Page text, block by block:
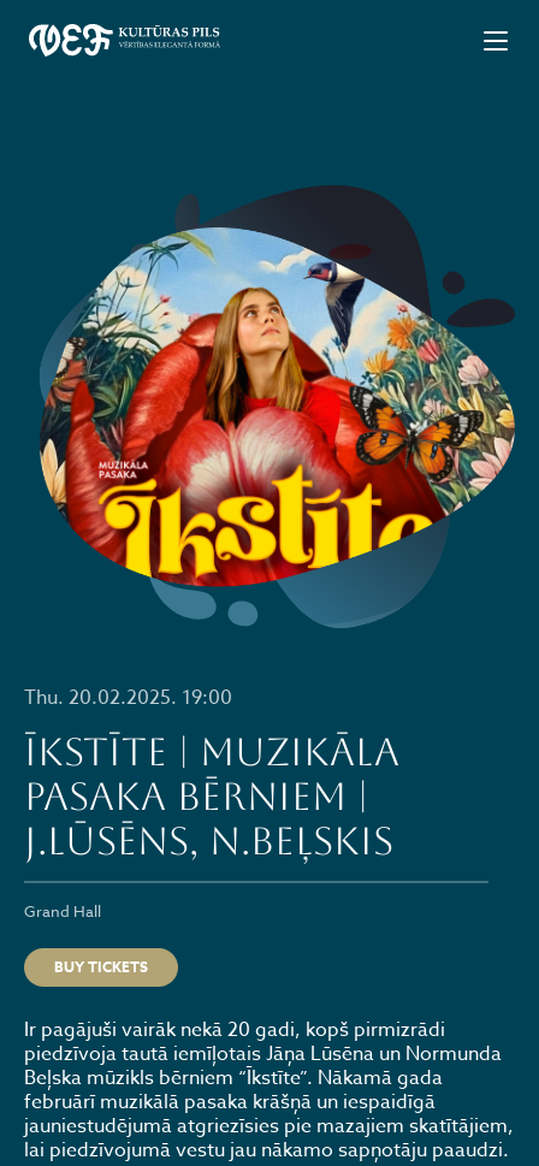
Thu. 20.02.2025. 19:00
ĪKSTĪTE | muzikāla
pasaka bērniem |
J.Lūsēns, N.Beļskis
Grand Hall
BUY TICKETS
Ir pagājuši vairāk nekā 20 gadi, kopš pirmizrādi
piedzīvoja tautā iemīļotais Jāņa Lūsēna un Normunda
Beļska mūzikls bērniem “Īkstīte”. Nākamā gada
februārī muzikālā pasaka krāšņā un iespaidīgā
jauniestudējumā atgriezīsies pie mazajiem skatītājiem,
lai piedzīvojumā vestu jau nākamo sapņotāju paaudzi.